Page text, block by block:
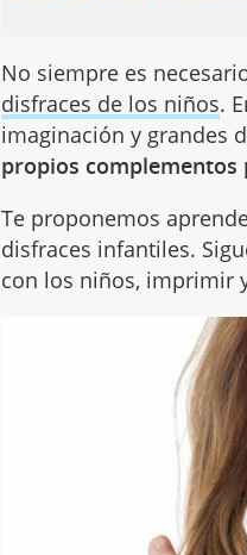
No siempre es
disfraces de los niños.
imaginación y grandes
propios complementos
Te proponemos
disfraces infantiles.
con los niños, imprimir